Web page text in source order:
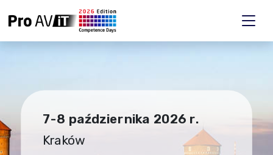
7-8 października 2026 r.
Kraków